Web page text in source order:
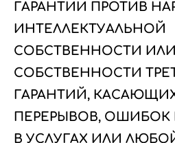
ГАРАНТИИ ПРОТИВ
ИНТЕЛЛЕКТУАЛЬНОЙ
СОБСТВЕННОСТИ ИЛИ
СОБСТВЕННОСТИ
ГАРАНТИЙ,
ПЕРЕРЫВОВ,
В УСЛУГАХ ИЛИ